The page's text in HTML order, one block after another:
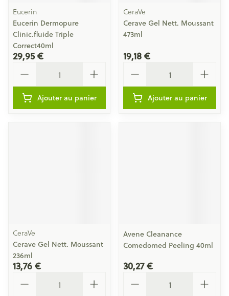
Eucerin
Eucerin Dermopure
Clinic.fluide Triple
Correct40ml
29,95 €
Ajouter au panier
CeraVe
Cerave Gel Nett. Moussant
473ml
19,18 €
Ajouter au panier
CeraVe
Cerave Gel Nett. Moussant
236ml
13,76 €
Avene Cleanance
Comedomed Peeling 40ml
30,27 €